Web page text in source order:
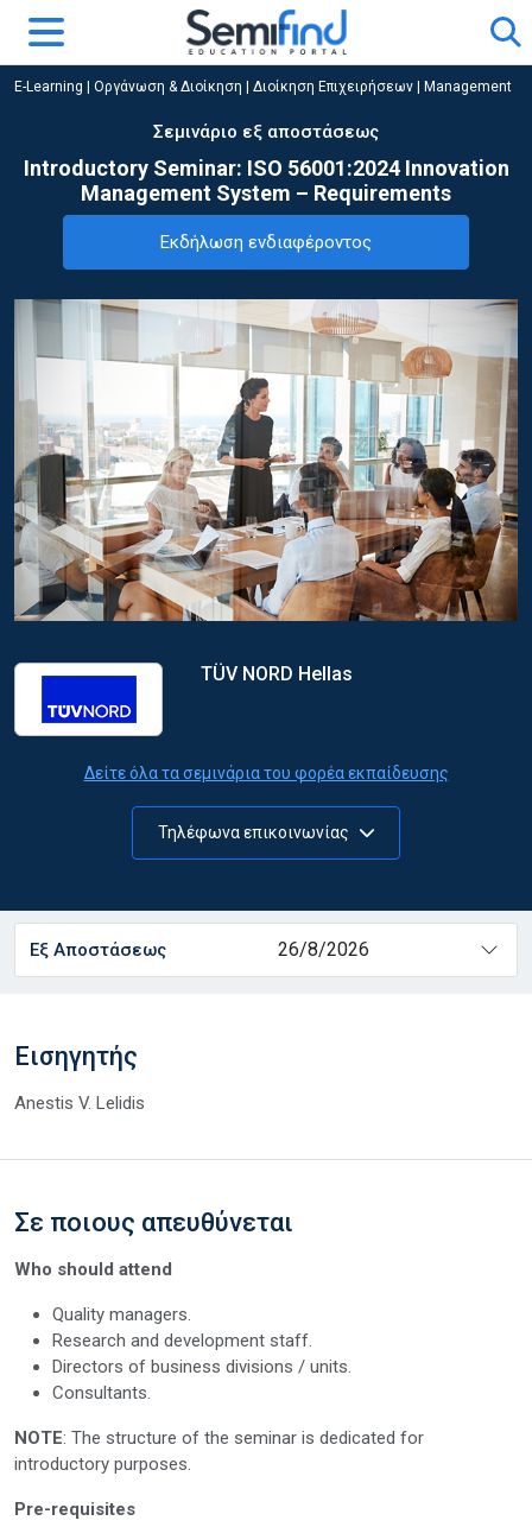
E-Learning Οργάνωση & Διοίκηση Διοίκηση Επιχειρήσεων | Management
Σεμινάριο εξ αποστάσεως
Introductory Seminar: ISO 56001:2024 Innovation
Management System – Requirements
Εκδήλωση ενδιαφέροντος
TÜV NORD Hellas
Δείτε όλα τα σεμινάρια του φορέα εκπαίδευσης
Τηλέφωνα επικοινωνίας
Εξ Αποστάσεως 26/8/2026
Εισηγητής
Anestis V. Lelidis
Σε ποιους απευθύνεται
Who should attend
Quality managers.
Research and development staff.
Directors of business divisions / units.
Consultants.
NOTE: The structure of the seminar is dedicated for
introductory purposes.
Pre-requisites